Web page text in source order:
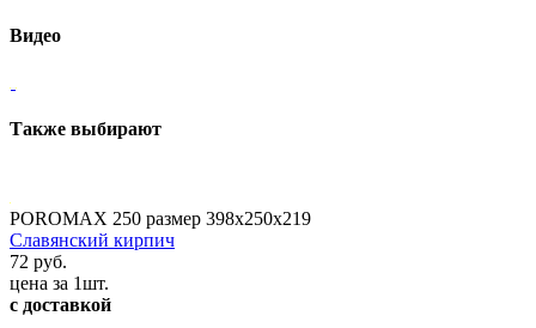
Видео
Также выбирают
POROMAX 250 размер 398х250х219
Славянский кирпич
72 руб.
цена за 1шт.
с доставкой